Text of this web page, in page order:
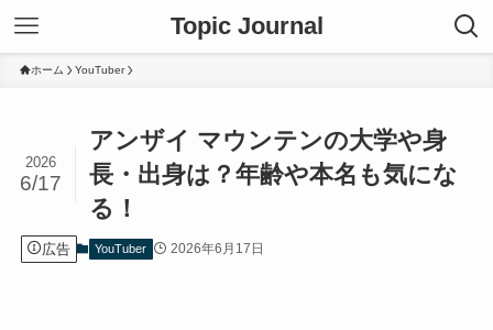
Topic Journal
ホーム YouTuber
アンザイ マウンテンの大学や身
長・出身は？年齢や本名も気にな
る！
2026
6/17
広告 YouTuber 2026年6月17日